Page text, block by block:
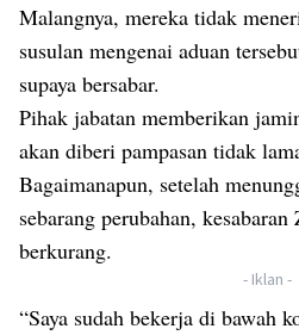
Malangnya, mereka tidak
susulan mengenai aduan
supaya bersabar.
Pihak jabatan memberikan
akan diberi pampasan tidak
Bagaimanapun, setelah
sebarang perubahan,
berkurang.
- Iklan -
“Saya sudah bekerja di bawah